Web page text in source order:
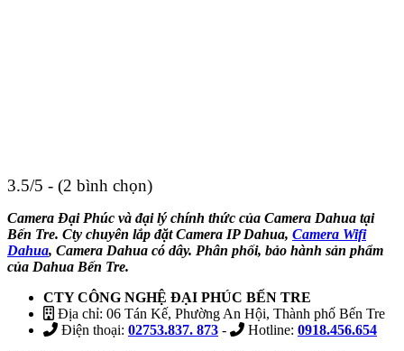
3.5/5 - (2 bình chọn)
Camera Đại Phúc và đại lý chính thức của Camera Dahua tại
Bến Tre. Cty chuyên lắp đặt Camera IP Dahua, Camera Wifi
Dahua, Camera Dahua có dây. Phân phối, bảo hành sản phẩm
của Dahua Bến Tre.
CTY CÔNG NGHỆ ĐẠI PHÚC BẾN TRE
Địa chỉ: 06 Tán Kế, Phường An Hội, Thành phố Bến Tre
Điện thoại: 02753.837. 873 - Hotline: 0918.456.654